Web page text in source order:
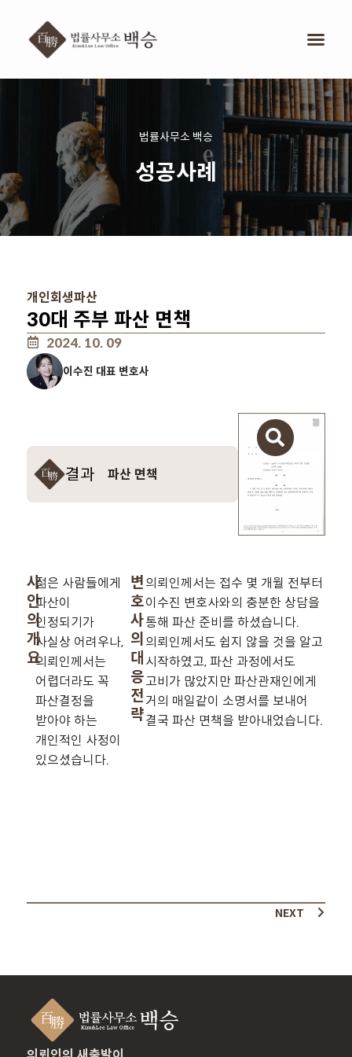
법률사무소 백승
성공사례
개인회생파산
30대 주부 파산 면책
2024. 10. 09
이수진 대표 변호사
결과 파산 면책
사
안
의
개
요
젊은 사람들에게
파산이
인정되기가
사실상 어려우나,
의뢰인께서는
어렵더라도 꼭
파산결정을
받아야 하는
개인적인 사정이
있으셨습니다.
변
호
사
의
대
응
전
략
의뢰인께서는 접수 몇 개월 전부터
이수진 변호사와의 충분한 상담을
통해 파산 준비를 하셨습니다.
의뢰인께서도 쉽지 않을 것을 알고
시작하였고, 파산 과정에서도
고비가 많았지만 파산관재인에게
거의 매일같이 소명서를 보내어
결국 파산 면책을 받아내었습니다.
NEXT